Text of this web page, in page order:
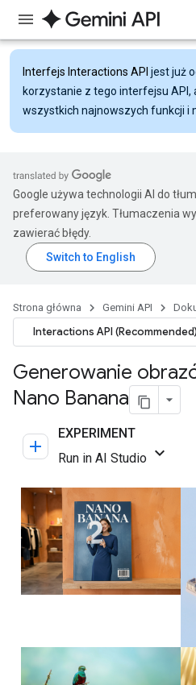
Interfejs Interactions API jest już
korzystanie z tego interfejsu API,
wszystkich najnowszych funkcji i
Google używa technologii AI do
preferowany język. Tłumaczenia
zawierać błędy.
Strona główna Gemini API
Interactions API (Recommended)
Generowanie
Nano Banana